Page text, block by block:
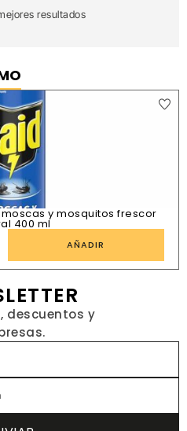
resultados
y mosquitos frescor
400 ml
AÑADIR
descuentos y